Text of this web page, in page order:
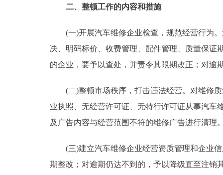
二、整顿工作的内容和措施
(一)开展汽车维修企业检查，规范经营行为。
决、明码标价、收费管理、配件管理、质量保证
的企业，要予以查处，并责令其限期改正；对逾
(二)整顿市场秩序，打击违法经营。对维修质
业执照、无经营许可证、无特行许可证从事汽车
及广告内容与经营范围不符的维修广告进行清理
(三)建立汽车维修企业经营资质管理和企业信
期整改；对逾期仍达不到的，予以降级直至注销